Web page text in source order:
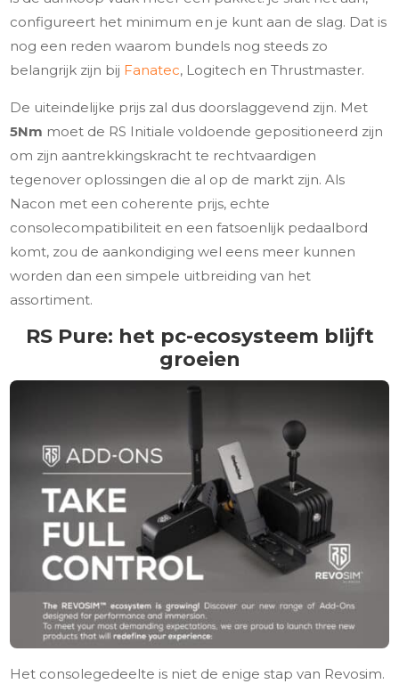
configureert het minimum en je kunt aan de slag. Dat is
nog een reden waarom bundels nog steeds zo
belangrijk zijn bij Fanatec, Logitech en Thrustmaster.
De uiteindelijke prijs zal dus doorslaggevend zijn. Met
5Nm moet de RS Initiale voldoende gepositioneerd zijn
om zijn aantrekkingskracht te rechtvaardigen
tegenover oplossingen die al op de markt zijn. Als
Nacon met een coherente prijs, echte
consolecompatibiliteit en een fatsoenlijk pedaalbord
komt, zou de aankondiging wel eens meer kunnen
worden dan een simpele uitbreiding van het
assortiment.
RS Pure: het pc-ecosysteem blijft
groeien
Het consolegedeelte is niet de enige stap van Revosim.